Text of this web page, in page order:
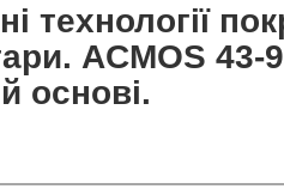
технології
ACMOS 43-
основі.